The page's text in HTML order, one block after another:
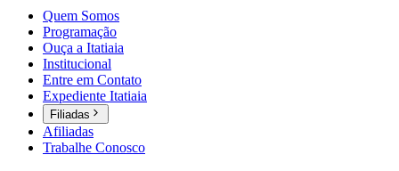
Quem Somos
Programação
Ouça a Itatiaia
Institucional
Entre em Contato
Expediente Itatiaia
Filiadas
Afiliadas
Trabalhe Conosco